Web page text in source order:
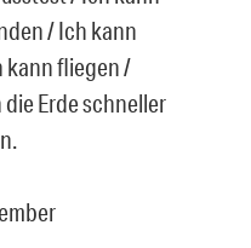
/ Ich kann
kann fliegen /
Erde schneller